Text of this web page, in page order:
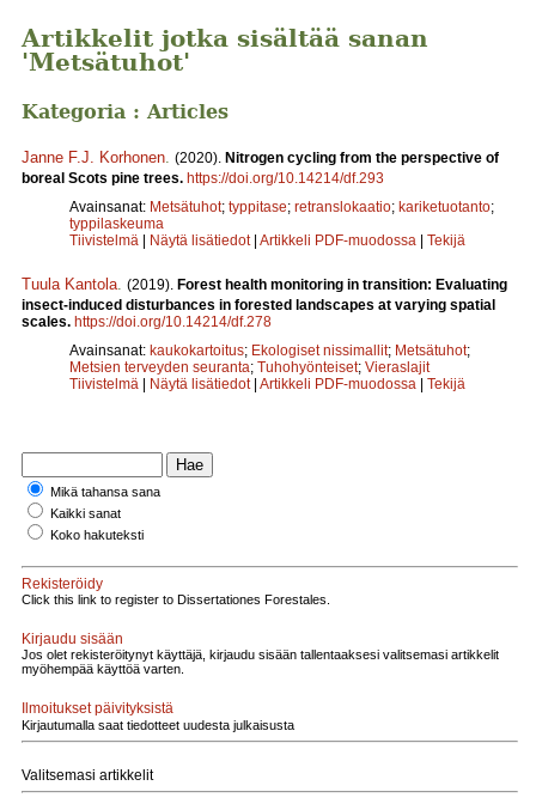
Artikkelit jotka sisältää sanan
'Metsätuhot'
Kategoria : Articles
Janne F.J. Korhonen (2020). Nitrogen cycling from the perspective of
boreal Scots pine trees. https://doi.org/10.14214/df.293
Avainsanat: Metsätuhot; typpitase; retranslokaatio; kariketuotanto;
typpilaskeuma
Tiivistelmä | Näytä lisätiedot | Artikkeli PDF-muodossa | Tekijä
Tuula Kantola (2019). Forest health monitoring in transition: Evaluating
insect-induced disturbances in forested landscapes at varying spatial
scales. https://doi.org/10.14214/df.278
Avainsanat: kaukokartoitus; Ekologiset nissimallit; Metsätuhot;
Metsien terveyden seuranta; Tuhohyönteiset; Vieraslajit
Tiivistelmä | Näytä lisätiedot | Artikkeli PDF-muodossa | Tekijä
Mikä tahansa sana
Kaikki sanat
Koko hakuteksti
Rekisteröidy
Click this link to register to Dissertationes Forestales.
Kirjaudu sisään
Jos olet rekisteröitynyt käyttäjä, kirjaudu sisään tallentaaksesi valitsemasi artikkelit
myöhempää käyttöä varten.
Ilmoitukset päivityksistä
Kirjautumalla saat tiedotteet uudesta julkaisusta
Valitsemasi artikkelit